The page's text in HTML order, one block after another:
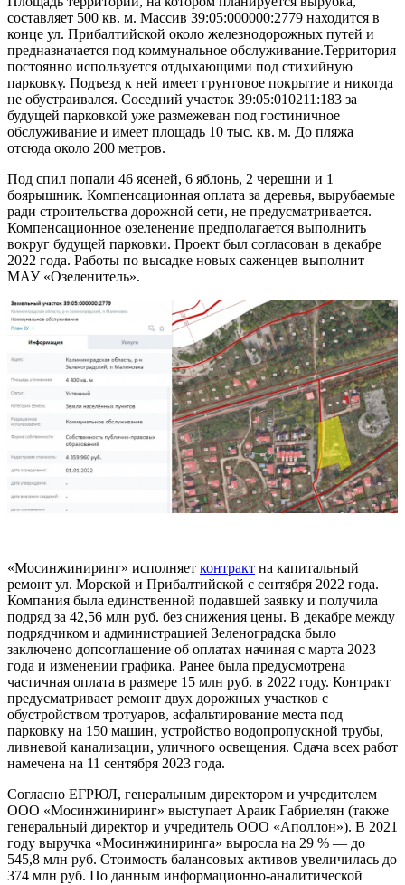
составляет 500 кв. м. Массив 39:05:000000:2779 находится в
конце ул. Прибалтийской около железнодорожных путей и
предназначается под коммунальное обслуживание.Территория
постоянно используется отдыхающими под стихийную
парковку. Подъезд к ней имеет грунтовое покрытие и никогда
не обустраивался. Соседний участок 39:05:010211:183 за
будущей парковкой уже размежеван под гостиничное
обслуживание и имеет площадь 10 тыс. кв. м. До пляжа
отсюда около 200 метров.
Под спил попали 46 ясеней, 6 яблонь, 2 черешни и 1
боярышник. Компенсационная оплата за деревья, вырубаемые
ради строительства дорожной сети, не предусматривается.
Компенсационное озеленение предполагается выполнить
вокруг будущей парковки. Проект был согласован в декабре
2022 года. Работы по высадке новых саженцев выполнит
МАУ «Озеленитель».
«Мосинжиниринг» исполняет контракт на капитальный
ремонт ул. Морской и Прибалтийской с сентября 2022 года.
Компания была единственной подавшей заявку и получила
подряд за 42,56 млн руб. без снижения цены. В декабре между
подрядчиком и администрацией Зеленоградска было
заключено допсоглашение об оплатах начиная с марта 2023
года и изменении графика. Ранее была предусмотрена
частичная оплата в размере 15 млн руб. в 2022 году. Контракт
предусматривает ремонт двух дорожных участков с
обустройством тротуаров, асфальтирование места под
парковку на 150 машин, устройство водопропускной трубы,
ливневой канализации, уличного освещения. Сдача всех работ
намечена на 11 сентября 2023 года.
Согласно ЕГРЮЛ, генеральным директором и учредителем
ООО «Мосинжиниринг» выступает Араик Габриелян (также
генеральный директор и учредитель ООО «Аполлон»). В 2021
году выручка «Мосинжиниринга» выросла на 29 % — до
545,8 млн руб. Стоимость балансовых активов увеличилась до
374 млн руб. По данным информационно-аналитической